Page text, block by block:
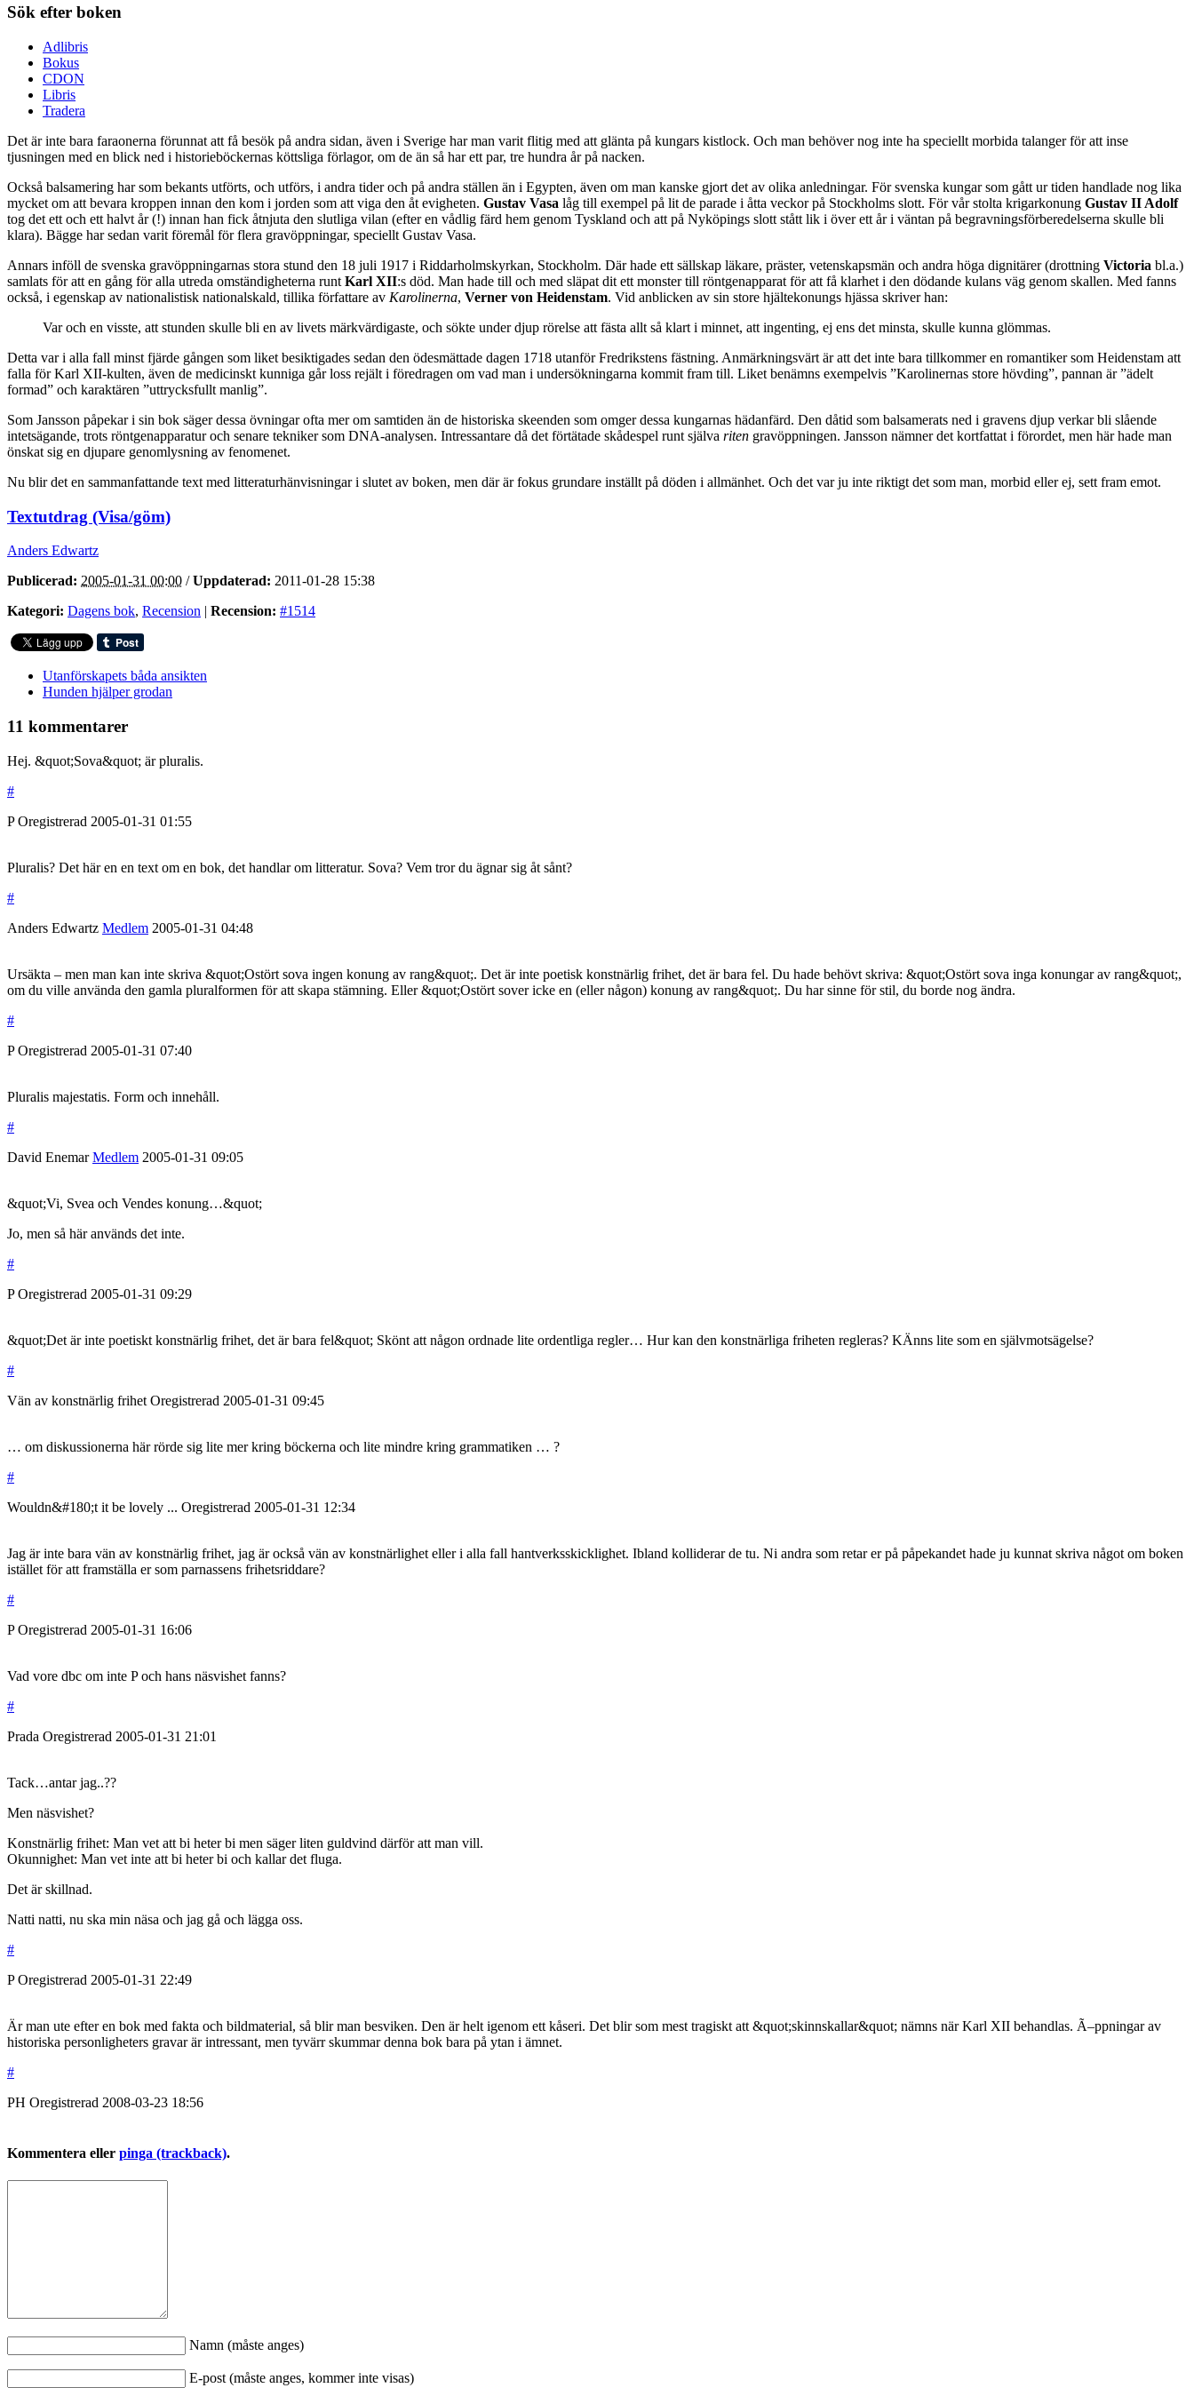
Sök efter boken
Adlibris
Bokus
CDON
Libris
Tradera
Det är inte bara faraonerna förunnat att få besök på andra sidan, även i Sverige har man varit flitig med att glänta på kungars kistlock. Och man behöver nog inte ha speciellt morbida talanger för att inse
tjusningen med en blick ned i historieböckernas köttsliga förlagor, om de än så har ett par, tre hundra år på nacken.
Också balsamering har som bekants utförts, och utförs, i andra tider och på andra ställen än i Egypten, även om man kanske gjort det av olika anledningar. För svenska kungar som gått ur tiden handlade nog lika
mycket om att bevara kroppen innan den kom i jorden som att viga den åt evigheten. Gustav Vasa låg till exempel på lit de parade i åtta veckor på Stockholms slott. För vår stolta krigarkonung Gustav II Adolf
tog det ett och ett halvt år (!) innan han fick åtnjuta den slutliga vilan (efter en vådlig färd hem genom Tyskland och att på Nyköpings slott stått lik i över ett år i väntan på begravningsförberedelserna skulle bli
klara). Bägge har sedan varit föremål för flera gravöppningar, speciellt Gustav Vasa.
Annars inföll de svenska gravöppningarnas stora stund den 18 juli 1917 i Riddarholmskyrkan, Stockholm. Där hade ett sällskap läkare, präster, vetenskapsmän och andra höga dignitärer (drottning Victoria bl.a.)
samlats för att en gång för alla utreda omständigheterna runt Karl XII:s död. Man hade till och med släpat dit ett monster till röntgenapparat för att få klarhet i den dödande kulans väg genom skallen. Med fanns
också, i egenskap av nationalistisk nationalskald, tillika författare av Karolinerna, Verner von Heidenstam. Vid anblicken av sin store hjältekonungs hjässa skriver han:
Var och en visste, att stunden skulle bli en av livets märkvärdigaste, och sökte under djup rörelse att fästa allt så klart i minnet, att ingenting, ej ens det minsta, skulle kunna glömmas.
Detta var i alla fall minst fjärde gången som liket besiktigades sedan den ödesmättade dagen 1718 utanför Fredrikstens fästning. Anmärkningsvärt är att det inte bara tillkommer en romantiker som Heidenstam att
falla för Karl XII-kulten, även de medicinskt kunniga går loss rejält i föredragen om vad man i undersökningarna kommit fram till. Liket benämns exempelvis ”Karolinernas store hövding”, pannan är ”ädelt
formad” och karaktären ”uttrycksfullt manlig”.
Som Jansson påpekar i sin bok säger dessa övningar ofta mer om samtiden än de historiska skeenden som omger dessa kungarnas hädanfärd. Den dåtid som balsamerats ned i gravens djup verkar bli slående
intetsägande, trots röntgenapparatur och senare tekniker som DNA-analysen. Intressantare då det förtätade skådespel runt själva riten gravöppningen. Jansson nämner det kortfattat i förordet, men här hade man
önskat sig en djupare genomlysning av fenomenet.
Nu blir det en sammanfattande text med litteraturhänvisningar i slutet av boken, men där är fokus grundare inställt på döden i allmänhet. Och det var ju inte riktigt det som man, morbid eller ej, sett fram emot.
Textutdrag (Visa/göm)
Anders Edwartz
Publicerad: 2005-01-31 00:00 /Uppdaterad: 2011-01-28 15:38
Kategori: Dagens bok, Recension | Recension: #1514
Utanförskapets båda ansikten
Hunden hjälper grodan
11 kommentarer
Hej. &quot;Sova&quot; är pluralis.
#
P Oregistrerad 2005-01-31 01:55
Pluralis? Det här en en text om en bok, det handlar om litteratur. Sova? Vem tror du ägnar sig åt sånt?
#
Anders Edwartz Medlem 2005-01-31 04:48
Ursäkta – men man kan inte skriva &quot;Ostört sova ingen konung av rang&quot;. Det är inte poetisk konstnärlig frihet, det är bara fel. Du hade behövt skriva: &quot;Ostört sova inga konungar av rang&quot;,
om du ville använda den gamla pluralformen för att skapa stämning. Eller &quot;Ostört sover icke en (eller någon) konung av rang&quot;. Du har sinne för stil, du borde nog ändra.
#
P Oregistrerad 2005-01-31 07:40
Pluralis majestatis. Form och innehåll.
#
David Enemar Medlem 2005-01-31 09:05
&quot;Vi, Svea och Vendes konung…&quot;
Jo, men så här används det inte.
#
P Oregistrerad 2005-01-31 09:29
&quot;Det är inte poetiskt konstnärlig frihet, det är bara fel&quot; Skönt att någon ordnade lite ordentliga regler… Hur kan den konstnärliga friheten regleras? KÄnns lite som en självmotsägelse?
#
Vän av konstnärlig frihet Oregistrerad 2005-01-31 09:45
… om diskussionerna här rörde sig lite mer kring böckerna och lite mindre kring grammatiken … ?
#
Wouldn&#180;t it be lovely ... Oregistrerad 2005-01-31 12:34
Jag är inte bara vän av konstnärlig frihet, jag är också vän av konstnärlighet eller i alla fall hantverksskicklighet. Ibland kolliderar de tu. Ni andra som retar er på påpekandet hade ju kunnat skriva något om boken
istället för att framställa er som parnassens frihetsriddare?
#
P Oregistrerad 2005-01-31 16:06
Vad vore dbc om inte P och hans näsvishet fanns?
#
Prada Oregistrerad 2005-01-31 21:01
Tack…antar jag..??
Men näsvishet?
Konstnärlig frihet: Man vet att bi heter bi men säger liten guldvind därför att man vill.
Okunnighet: Man vet inte att bi heter bi och kallar det fluga.
Det är skillnad.
Natti natti, nu ska min näsa och jag gå och lägga oss.
#
P Oregistrerad 2005-01-31 22:49
Är man ute efter en bok med fakta och bildmaterial, så blir man besviken. Den är helt igenom ett kåseri. Det blir som mest tragiskt att &quot;skinnskallar&quot; nämns när Karl XII behandlas. Ã–ppningar av
historiska personligheters gravar är intressant, men tyvärr skummar denna bok bara på ytan i ämnet.
#
PH Oregistrerad 2008-03-23 18:56
Kommentera eller pinga (trackback).
Namn (måste anges)
E-post (måste anges, kommer inte visas)